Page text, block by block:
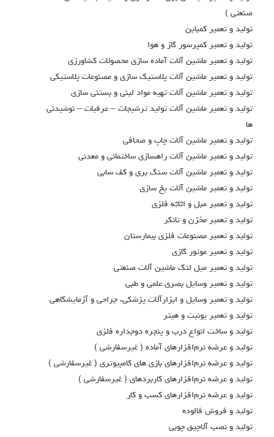
صنعتي )
توليد و تعمير كمباين
توليد و تعمير كمپرسور گاز و هوا
توليد و تعمير ماشين آلات آماده سازي محصولات كشاورزي
توليد و تعمير ماشين آلات پلاستيك سازي و مصنوعات پلاستيكي
توليد و تعمير ماشين آلات تهيه مواد لبني و بستني سازي
توليد و تعمير ماشين آلات توليد ترشيجات – عرقيات – نوشيدني
ها
توليد و تعمير ماشين آلات چاپ و صحافي
توليد و تعمير ماشين آلات راهسازي ساختماني و معدني
توليد و تعمير ماشين آلات سنگ بري و كف سابي
توليد و تعمير ماشين آلات يخ سازي
توليد و تعمير مبل و اثاثه فلزي
توليد و تعمير مخزن و تانکر
توليد و تعمير مصنوعات فلزي بيمارستان
توليد و تعمير موتور گازي
توليد و تعمير ميل لنگ ماشين آلات صنعتي
توليد و تعمير وسايل بصري علمي و طبي
توليد و تعمير وسايل و ابزارآلات پزشكي، جراحي و آزمايشگاهي
توليد و تعمير يونيت و هيتر
توليد و ساخت انواع درب و پنجره دوجداره فلزي
توليد و عرضه نرم‌افزارهاي آماده ( غيرسفارشي )
توليد و عرضه نرم‌افزارهاي بازي هاي كامپيوتري ( غيرسفارشي )
توليد و عرضه نرم‌افزارهاي كاربردهاي ( غيرسفارشي )
توليد و عرضه نرم‌افزارهاي كسب و كار
توليد و فروش فالوده
توليد و نصب آلاچيق چوبي